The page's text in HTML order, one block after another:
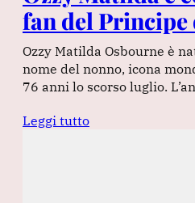
fan del Principe
Ozzy Matilda Osbourne è
nome del nonno, icona
76 anni lo scorso luglio.
Leggi tutto